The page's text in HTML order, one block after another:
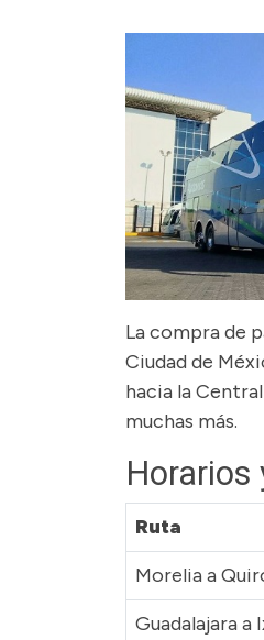
La compra de
Ciudad de
hacia la
muchas más.
Ruta
Morelia a
Guadalajara a